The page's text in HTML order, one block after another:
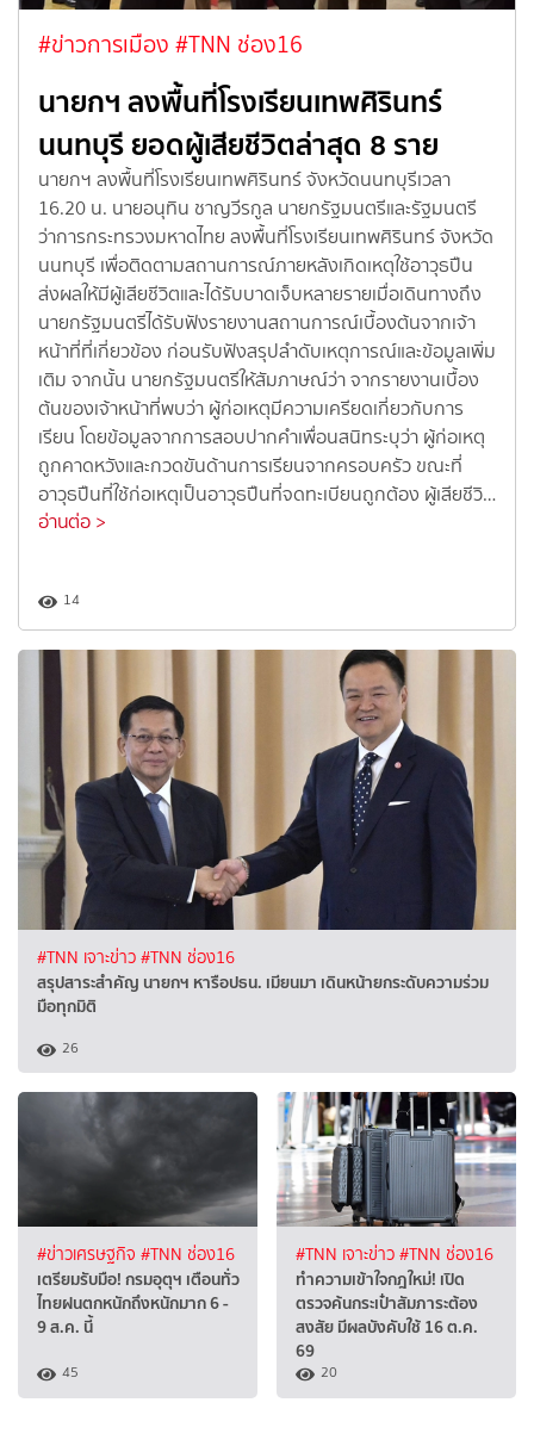
#ข่าวการเมือง #TNN ช่อง16
นายกฯ ลงพื้นที่โรงเรียนเทพศิรินทร์
นนทบุรี ยอดผู้เสียชีวิตล่าสุด 8 ราย
นายกฯ ลงพื้นที่โรงเรียนเทพศิรินทร์ จังหวัดนนทบุรีเวลา
16.20 น. นายอนุทิน ชาญวีรกูล นายกรัฐมนตรีและรัฐมนตรี
ว่าการกระทรวงมหาดไทย ลงพื้นที่โรงเรียนเทพศิรินทร์ จังหวัด
นนทบุรี เพื่อติดตามสถานการณ์ภายหลังเกิดเหตุใช้อาวุธปืน
ส่งผลให้มีผู้เสียชีวิตและได้รับบาดเจ็บหลายรายเมื่อเดินทางถึง
นายกรัฐมนตรีได้รับฟังรายงานสถานการณ์เบื้องต้นจากเจ้า
หน้าที่ที่เกี่ยวข้อง ก่อนรับฟังสรุปลำดับเหตุการณ์และข้อมูลเพิ่ม
เติม จากนั้น นายกรัฐมนตรีให้สัมภาษณ์ว่า จากรายงานเบื้อง
ต้นของเจ้าหน้าที่พบว่า ผู้ก่อเหตุมีความเครียดเกี่ยวกับการ
เรียน โดยข้อมูลจากการสอบปากคำเพื่อนสนิทระบุว่า ผู้ก่อเหตุ
ถูกคาดหวังและกวดขันด้านการเรียนจากครอบครัว ขณะที่
อาวุธปืนที่ใช้ก่อเหตุเป็นอาวุธปืนที่จดทะเบียนถูกต้อง ผู้เสียชีวิ…
อ่านต่อ >
14
#TNN เจาะข่าว#TNN ช่อง16
สรุปสาระสำคัญ นายกฯ หารือปธน. เมียนมา เดินหน้ายกระดับความร่วม
มือทุกมิติ
26
#ข่าวเศรษฐกิจ #TNN ช่อง16
เตรียมรับมือ! กรมอุตุฯ เตือนทั่ว
ไทยฝนตกหนักถึงหนักมาก 6 -
9 ส.ค. นี้
45
#TNN เจาะข่าว#TNN ช่อง16
ทำความเข้าใจกฎใหม่! เปิด
ตรวจค้นกระเป๋าสัมภาระต้อง
สงสัย มีผลบังคับใช้ 16 ต.ค.
69
20